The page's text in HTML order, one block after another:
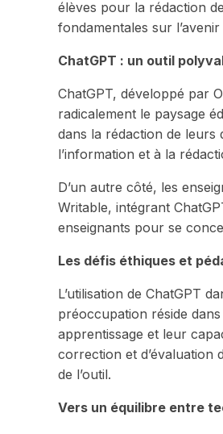
élèves pour la rédaction
fondamentales sur l’avenir
ChatGPT : un outil
ChatGPT, développé par
radicalement le paysage
dans la rédaction de leurs
l’information et à la
D’un autre côté, les
Writable, intégrant
enseignants pour se
Les défis éthiques et
L’utilisation de ChatGPT
préoccupation réside
apprentissage et leur
correction et d’évaluation
de l’outil.
Vers un équilibre entre